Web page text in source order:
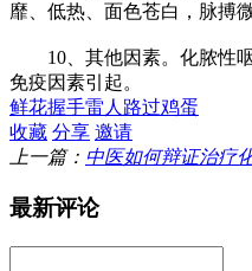
靡、低热、面色苍白，脉搏
10、其他因素。化脓性咽
免疫因素引起。
鲜花握手雷人 路过鸡蛋
收藏 分享 邀请
上一篇： 中医如何辩证治疗
最新评论